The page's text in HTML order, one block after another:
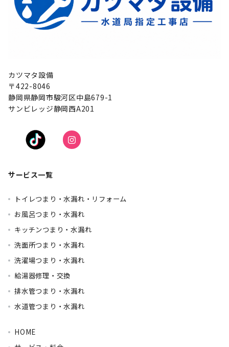
カツマタ設備
〒422-8046
静岡県静岡市駿河区中島679-1
サンビレッジ静岡西A201
サービス一覧
トイレつまり・水漏れ・リフォーム
お風呂つまり・水漏れ
キッチンつまり・水漏れ
洗面所つまり・水漏れ
洗濯場つまり・水漏れ
給湯器修理・交換
排水管つまり・水漏れ
水道管つまり・水漏れ
HOME